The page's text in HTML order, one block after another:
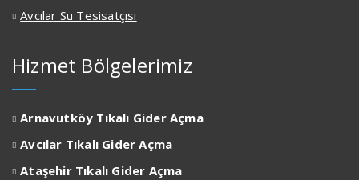
Avcılar Su Tesisatçısı
Hizmet Bölgelerimiz
Arnavutköy Tıkalı Gider Açma
Avcılar Tıkalı Gider Açma
Ataşehir Tıkalı Gider Açma